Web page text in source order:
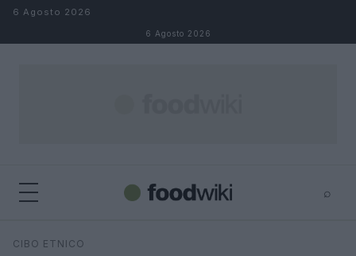
Salta al contenuto
6 Agosto 2026
6 Agosto 2026
⌕
Cerca
CIBO ETNICO